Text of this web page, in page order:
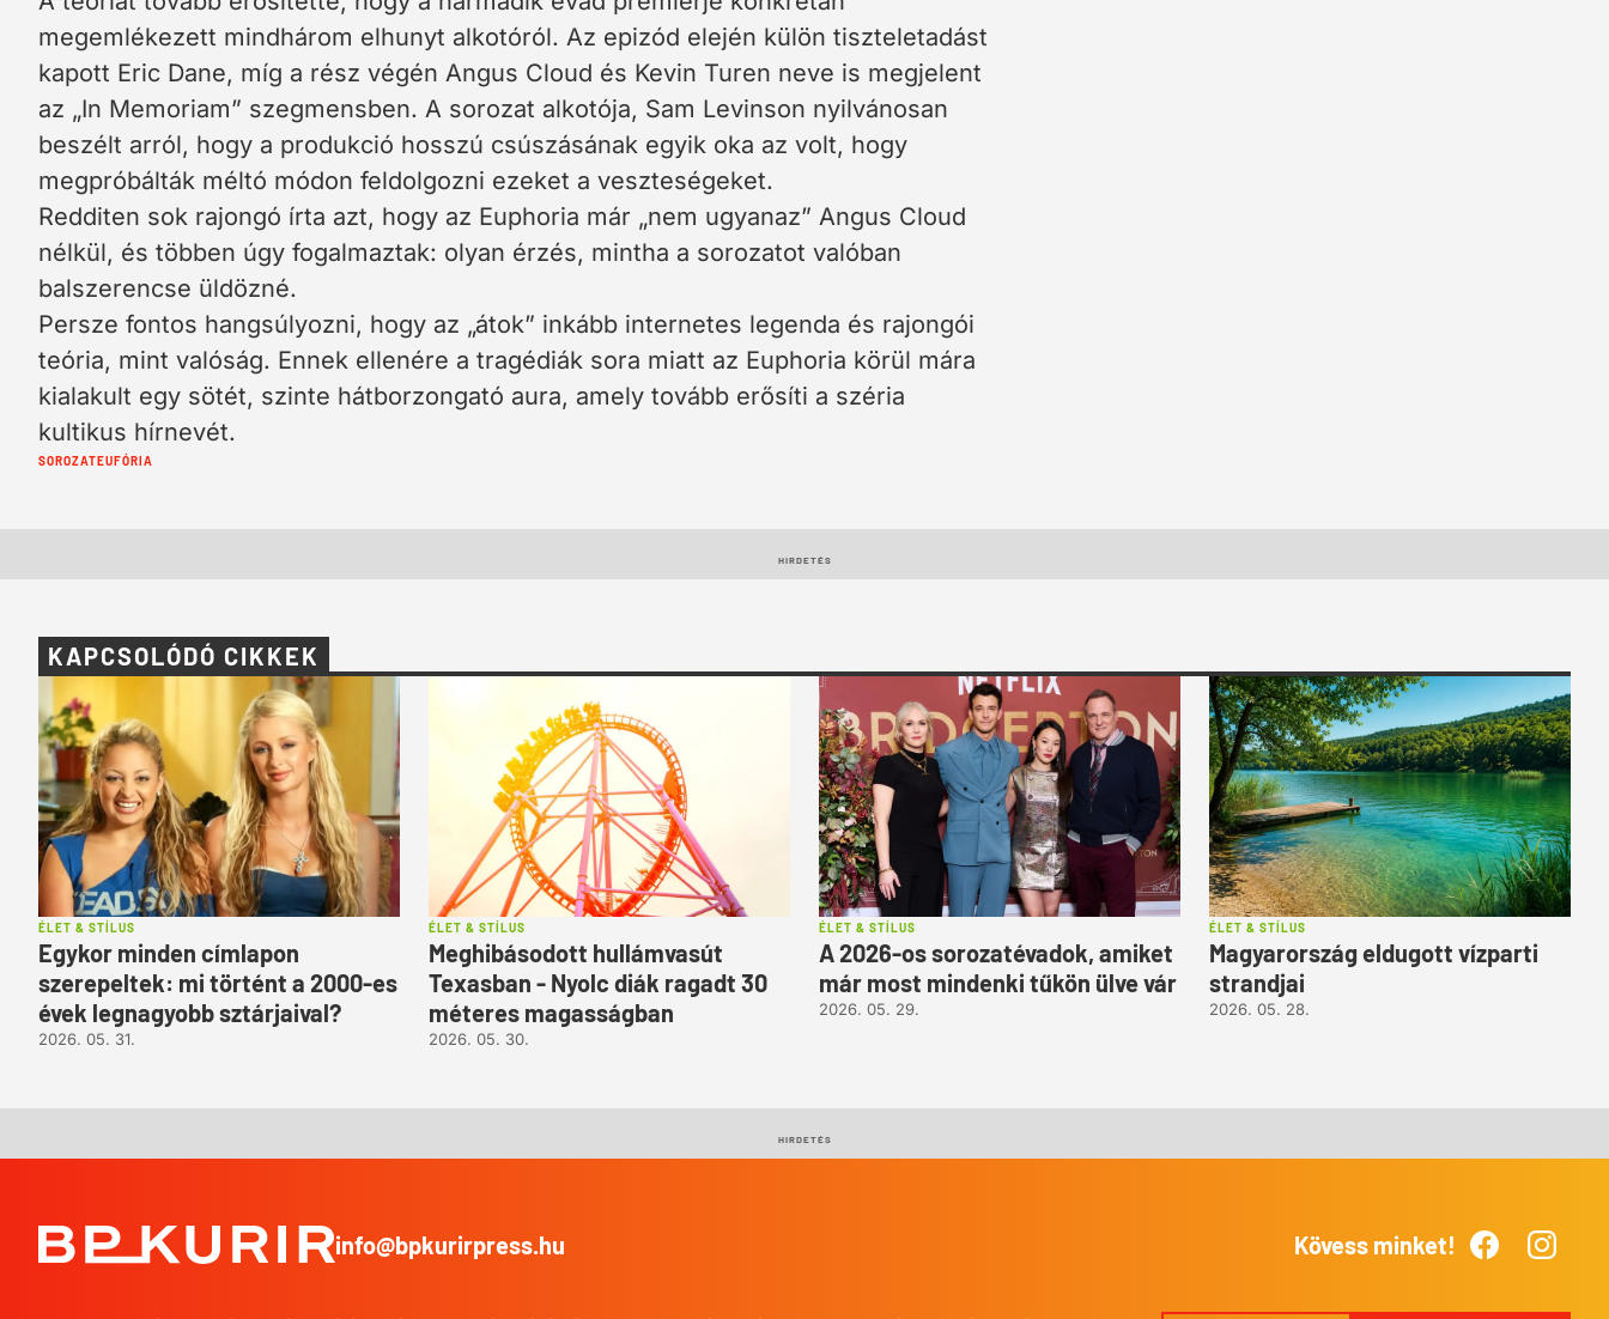
megemlékezett mindhárom elhunyt alkotóról. Az epizód elején külön tiszteletadást
kapott Eric Dane, míg a rész végén Angus Cloud és Kevin Turen neve is megjelent
az „In Memoriam” szegmensben. A sorozat alkotója, Sam Levinson nyilvánosan
beszélt arról, hogy a produkció hosszú csúszásának egyik oka az volt, hogy
megpróbálták méltó módon feldolgozni ezeket a veszteségeket.
Redditen sok rajongó írta azt, hogy az Euphoria már „nem ugyanaz” Angus Cloud
nélkül, és többen úgy fogalmaztak: olyan érzés, mintha a sorozatot valóban
balszerencse üldözné.
Persze fontos hangsúlyozni, hogy az „átok” inkább internetes legenda és rajongói
teória, mint valóság. Ennek ellenére a tragédiák sora miatt az Euphoria körül mára
kialakult egy sötét, szinte hátborzongató aura, amely tovább erősíti a széria
kultikus hírnevét.
Cimkék:
SOROZATEUFÓRIA
HIRDETÉS
KAPCSOLÓDÓ CIKKEK
ÉLET & STÍLUS
Egykor minden címlapon
szerepeltek: mi történt a 2000-es
évek legnagyobb sztárjaival?
2026. 05. 31.
ÉLET & STÍLUS
Meghibásodott hullámvasút
Texasban - Nyolc diák ragadt 30
méteres magasságban
2026. 05. 30.
ÉLET & STÍLUS
A 2026-os sorozatévadok, amiket
már most mindenki tűkön ülve vár
2026. 05. 29.
ÉLET & STÍLUS
Magyarország eldugott vízparti
strandjai
2026. 05. 28.
HIRDETÉS
info@bpkurirpress.hu Kövess minket!